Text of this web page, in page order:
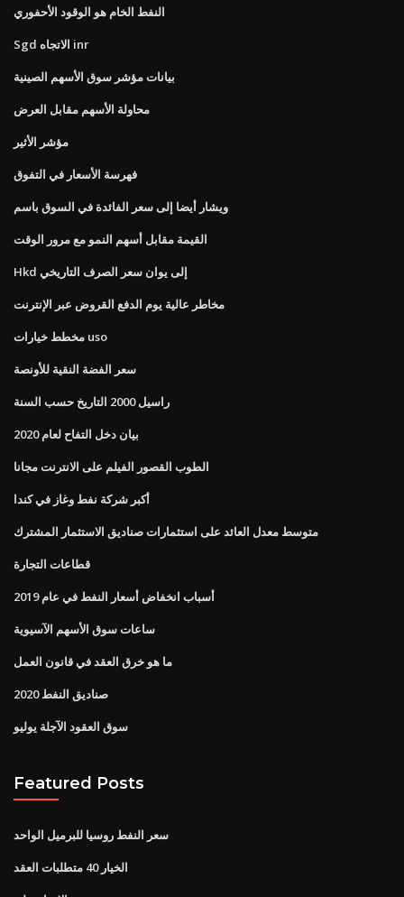
النفط الخام هو الوقود الأحفوري
Sgd الاتجاه inr
بيانات مؤشر سوق الأسهم الصينية
محاولة الأسهم مقابل العرض
مؤشر الأثير
فهرسة الأسعار في التفوق
ويشار أيضا إلى سعر الفائدة في السوق باسم
القيمة مقابل أسهم النمو مع مرور الوقت
Hkd إلى يوان سعر الصرف التاريخي
مخاطر عالية يوم الدفع القروض عبر الإنترنت
مخطط خيارات uso
سعر الفضة النقية للأونصة
راسيل 2000 التاريخ حسب السنة
بيان دخل التفاح لعام 2020
الطوب القصور الفيلم على الانترنت مجانا
أكبر شركة نفط وغاز في كندا
متوسط ​​معدل العائد على استثمارات صناديق الاستثمار المشترك
قطاعات التجارة
أسباب انخفاض أسعار النفط في عام 2019
ساعات سوق الأسهم الآسيوية
ما هو خرق العقد في قانون العمل
صناديق النفط 2020
سوق العقود الآجلة يوليو
Featured Posts
سعر النفط روسيا للبرميل الواحد
الخيار 40 متطلبات العقد